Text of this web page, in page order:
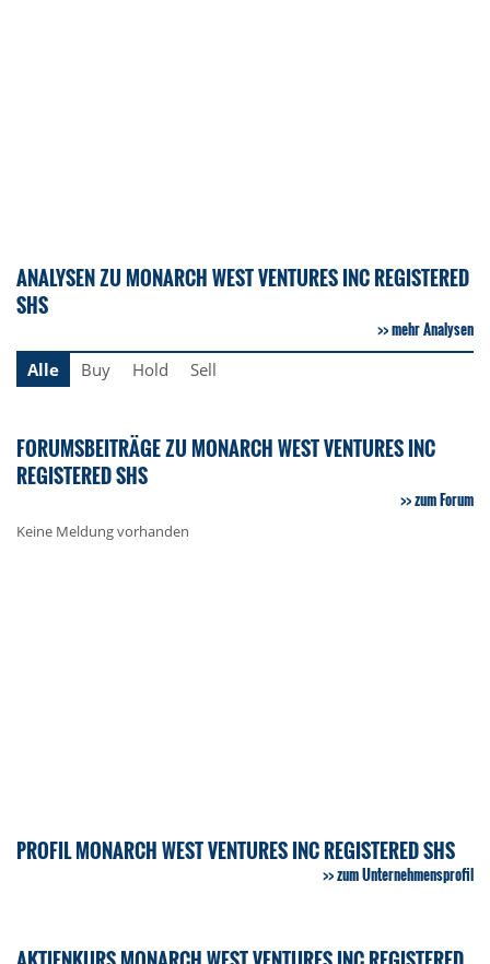
ANALYSEN ZU MONARCH WEST VENTURES INC REGISTERED
SHS
mehr Analysen
Alle
Buy Hold Sell
FORUMSBEITRÄGE ZU MONARCH WEST VENTURES INC
REGISTERED SHS
zum Forum
Keine Meldung vorhanden
PROFIL MONARCH WEST VENTURES INC REGISTERED SHS
zum Unternehmensprofil